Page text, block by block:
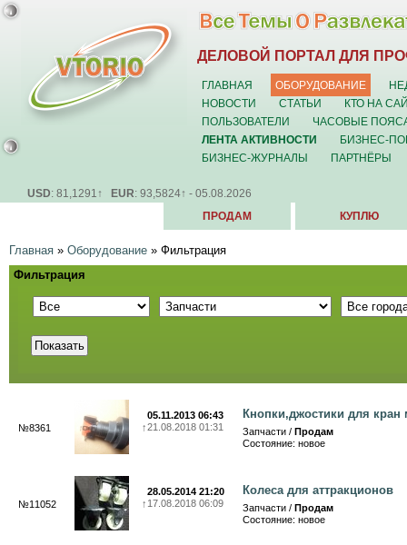
ДЕЛОВОЙ ПОРТАЛ ДЛЯ
ГЛАВНАЯ ОБОРУДОВАНИЕ
НОВОСТИ
СТАТЬИ
КТО НА
ПОЛЬЗОВАТЕЛИ
ЧАСОВЫЕ
ЛЕНТА АКТИВНОСТИ
БИЗНЕС-
БИЗНЕС-ЖУРНАЛЫ
ПАРТНЁРЫ
USD: 81,1291↑ EUR: 93,5824↑ - 05.08.2026
ПРОДАМ КУПЛЮ
Главная » Оборудование » Фильтрация
Фильтрация
№8361
05.11.2013 06:43
↑21.08.2018 01:31
Кнопки,джостики для
Запчасти / Продам
Состояние: новое
№11052
28.05.2014 21:20
↑ 17.08.2018 06:09
Колеса для аттракционов
Запчасти / Продам
Состояние: новое